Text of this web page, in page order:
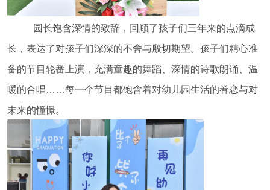
园长饱含深情的致辞，回顾了孩子们三年来的点滴成
长，表达了对孩子们深深的不舍与殷切期望。孩子们精心准
备的节目轮番上演，充满童趣的舞蹈、深情的诗歌朗诵、温
暖的合唱……每一个节目都饱含着对幼儿园生活的眷恋与对
未来的憧憬。